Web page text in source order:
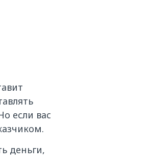
если вас
деньги,